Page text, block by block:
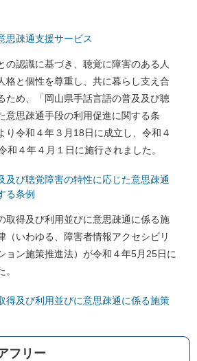
思疎通支援サービス
の認識に基づき、聴覚に障害のある人
格と個性を尊重し、共に暮らし支え合
ため、「岡山県手話言語の普及及び聴
意思疎通手段の利用促進に関する条
り令和４年３月18日に成立し、令和４
和４年４月１日に施行されました。
及び聴覚障害の特性に応じた意思疎通
る条例
取得及び利用並びに意思疎通に係る施
（いわゆる、障害者情報アクセシビリ
ョン施策推進法）が令和４年5月25日に
得及び利用並びに意思疎通に係る施策
フリー